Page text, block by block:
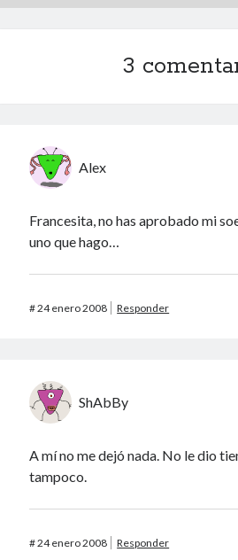
El Forat
Microbis
Patada al diccionario
IBSN: Número de serie de blogs
00-22-05-2002
3
Alex
Francesita, no has aprobado mi
uno que hago…
#24 enero 2008 Responder
ShAbBy
A mí no me dejó nada. No le dio
tampoco.
#24 enero 2008 Responder